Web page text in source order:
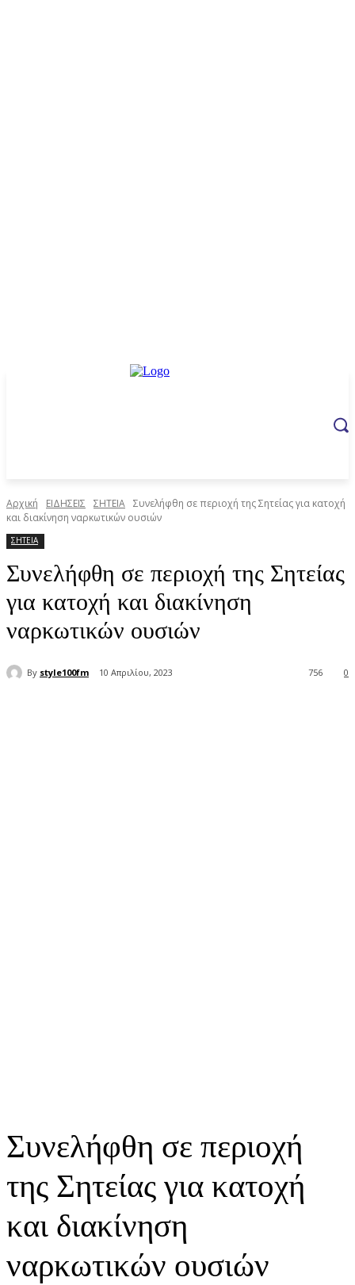
Αρχική ΕΙΔΗΣΕΙΣ ΣΗΤΕΙΑ Συνελήφθη σε περιοχή της Σητείας για κατοχή
και διακίνηση ναρκωτικών ουσιών
ΣΗΤΕΙΑ
Συνελήφθη σε περιοχή της Σητείας
για κατοχή και διακίνηση
ναρκωτικών ουσιών
By style100fm 10 Απριλίου, 2023 0
756
Συνελήφθη σε περιοχή
της Σητείας για κατοχή
και διακίνηση
ναρκωτικών ουσιών